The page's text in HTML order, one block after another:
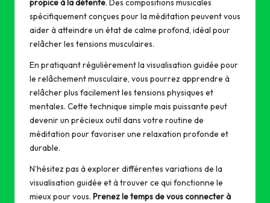
propice à la détente. Des compositions musicales
spécifiquement conçues pour la méditation peuvent vous
aider à atteindre un état de calme profond, idéal pour
relâcher les tensions musculaires.
En pratiquant régulièrement la visualisation guidée pour
le relâchement musculaire, vous pourrez apprendre à
relâcher plus facilement les tensions physiques et
mentales. Cette technique simple mais puissante peut
devenir un précieux outil dans votre routine de
méditation pour favoriser une relaxation profonde et
durable.
N’hésitez pas à explorer différentes variations de la
visualisation guidée et à trouver ce qui fonctionne le
mieux pour vous. Prenez le temps de vous connecter à